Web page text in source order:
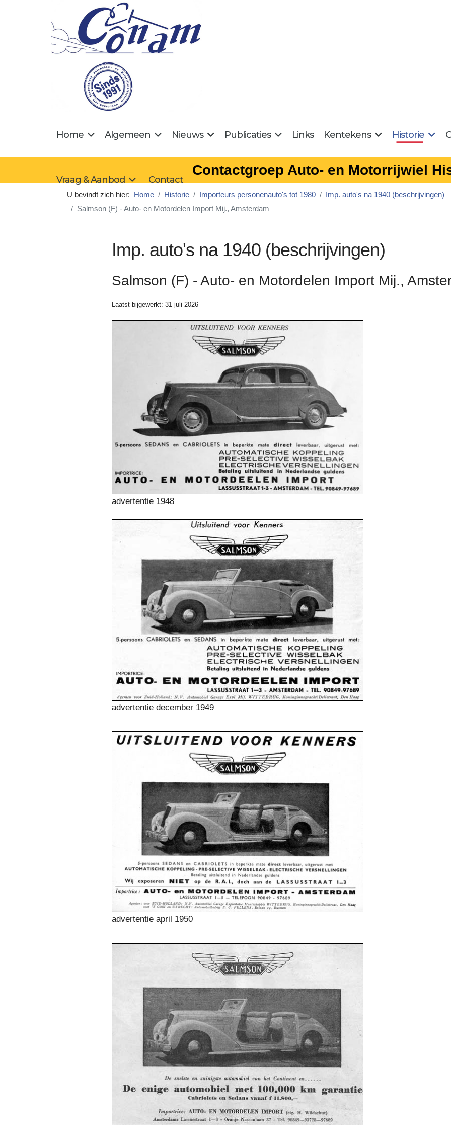
Home Algemeen Nieuws Publicaties Links Kentekens Historie
Vraag & Aanbod Contact
Contactgroep Auto- en Motorrijwiel
U bevindt zich hier: Home Historie Importeurs personenauto's tot 1980
Imp. auto's na 1940 (beschrijvingen)
Salmson (F) - Auto- en Motordelen Import Mij., Amsterdam
Imp. auto's na 1940 (beschrijvingen)
Salmson (F) - Auto- en Motordelen Import Mij.,
Laatst bijgewerkt: 31 juli 2026
advertentie 1948
advertentie december 1949
advertentie april 1950